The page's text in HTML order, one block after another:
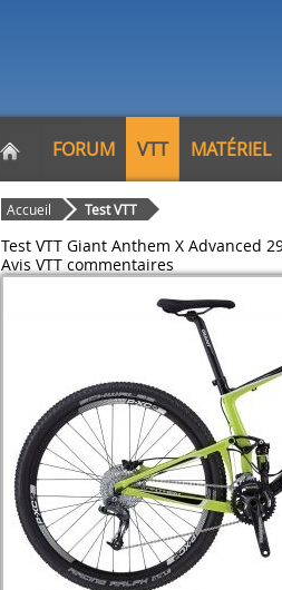
FORUM VTT MATÉRIEL
Accueil Test VTT
Test VTT Giant Anthem X Advanced
Avis VTT commentaires